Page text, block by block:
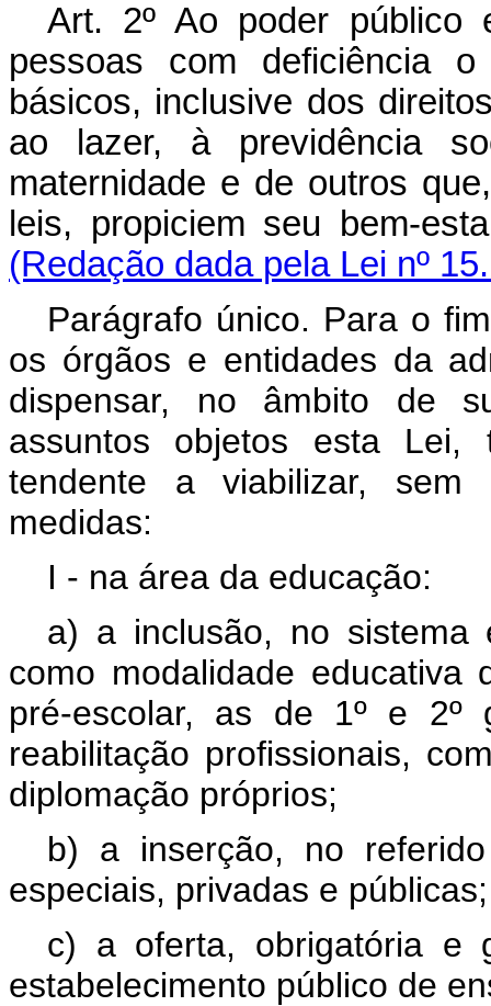
Art. 2º Ao poder público
pessoas com deficiência
básicos, inclusive dos
ao lazer, à previdência
maternidade e de outros
leis, propiciem seu bem-
(Redação dada pela Lei nº
Parágrafo único. Para o
os órgãos e entidades da
dispensar, no âmbito de
assuntos objetos esta Lei,
tendente a viabilizar,
medidas:
I - na área da educação:
a) a inclusão, no sistema
como modalidade educativa
pré-escolar, as de 1º e 2º
reabilitação profissionais,
diplomação próprios;
b) a inserção, no
especiais, privadas e públicas;
c) a oferta, obrigatória e
estabelecimento público de